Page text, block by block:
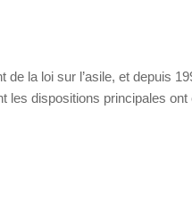
la loi sur l’asile, et depuis
les dispositions principales